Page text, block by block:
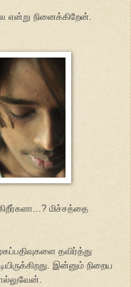
என்று நினைக்கிறேன்.
மிச்சத்தை
தவிர்த்து
இன்னும் நிறைய